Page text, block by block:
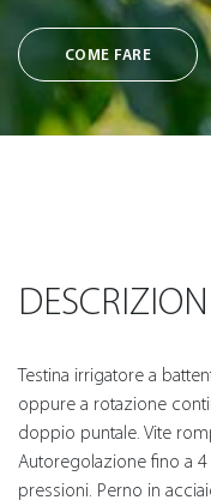
COME FARE
Testina irrigatore a
oppure a rotazione
doppio puntale. Vite
Autoregolazione fino a
pressioni. Perno in